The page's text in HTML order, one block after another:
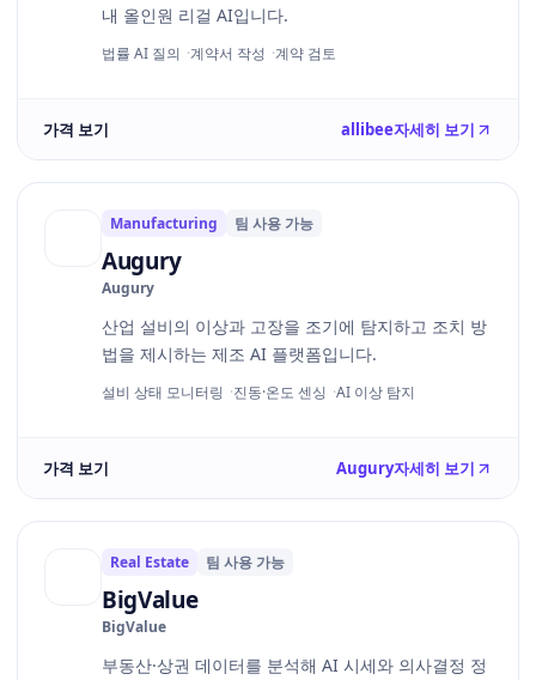
내 올인원 리걸 AI입니다.
법률 AI 질의 계약서 작성 계약 검토
가격 보기 allibee자세히 보기
Manufacturing 팀 사용 가능
Augury
Augury
산업 설비의 이상과 고장을 조기에 탐지하고 조치 방
법을 제시하는 제조 AI 플랫폼입니다.
설비 상태 모니터링 진동·온도 센싱 AI 이상 탐지
가격 보기 Augury자세히 보기
Real Estate 팀 사용 가능
BigValue
BigValue
부동산·상권 데이터를 분석해 AI 시세와 의사결정 정